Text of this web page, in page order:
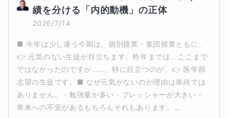
績を分ける「内的動機」の正体
2026/7/14
■ 今年は少し違う今期は、個別授業・集団授業ともに、
👉 元気のない生徒が目立ちます。昨年までは、ここまで
ではなかったのですが……。特に目立つのが、👉 医学部
志望の生徒です。■ なぜ元気がないのか理由は単純では
ありません。・勉強量が多い・プレッシャーが大きい・
将来への不安があるもちろんそれもあります。...